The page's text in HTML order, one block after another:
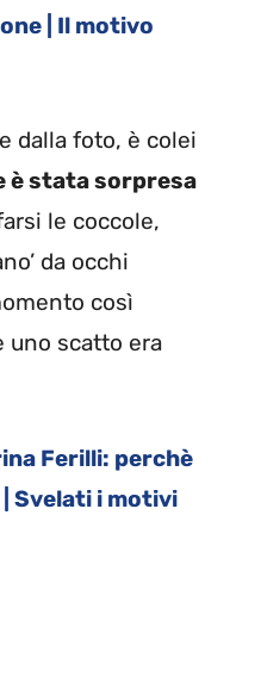
| Il motivo
dalla foto, è colei
è stata sorpresa
le coccole,
da occhi
così
uno scatto era
Ferilli: perchè
Svelati i motivi